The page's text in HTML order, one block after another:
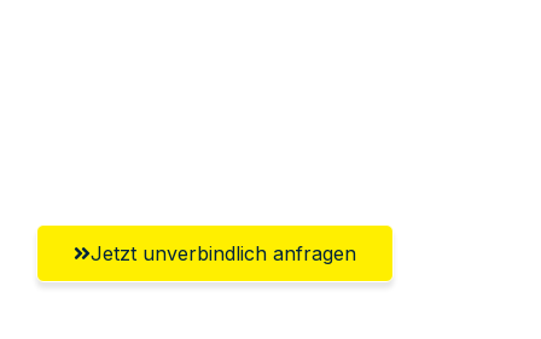
Jetzt unverbindlich anfragen